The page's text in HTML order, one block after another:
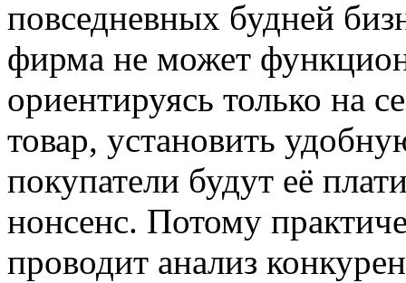
повседневных будней
фирма не может
ориентируясь только на
товар, установить
покупатели будут её
нонсенс. Потому
проводит анализ